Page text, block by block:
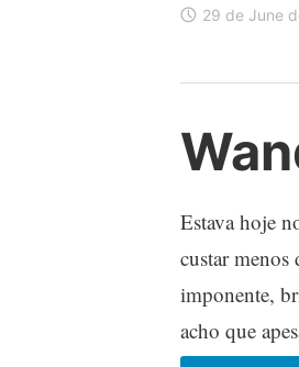
29 de June
Estava hoje
custar
imponente,
acho que